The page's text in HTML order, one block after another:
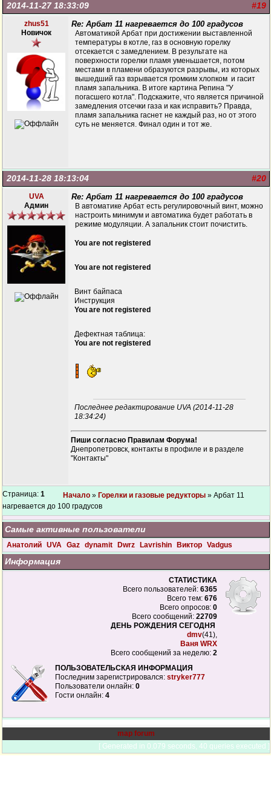
#19
2014-11-27 18:33:09
zhus51
Новичок
Re: Арбат 11 нагревается до 100 градусов
Автоматикой Арбат при достижении выставленной
температуры в котле, газ в основную горелку
отсекается с замедлением. В результате на
поверхности горелки пламя уменьшается, потом
местами в пламени образуются разрывы, из которых
вышедший газ взрывается громким хлопком и гасит
пламя запальника. В итоге картина Репина "У
погасшего котла". Подскажите, что является причиной
замедления отсечки газа и как исправить? Правда,
пламя запальника гаснет не каждый раз, но от этого
суть не меняется. Финал один и тот же.
#20
2014-11-28 18:13:04
UVA
Админ
Re: Арбат 11 нагревается до 100 градусов
В автоматике Арбат есть регулировочный винт, можно
настроить минимум и автоматика будет работать в
режиме модуляции. А запальник стоит почистить.
You are not registered
You are not registered
Винт байпаса
Инструкция
You are not registered
Дефектная таблица:
You are not registered
Последнее редактирование UVA (2014-11-28
18:34:24)
Пиши согласно Правилам Форума!
Днепропетровск, контакты в профиле и в разделе
"Контакты"
Страница: 1 Начало » Горелки и газовые редукторы » Арбат 11
нагревается до 100 градусов
Самые активные пользователи
Анатолий UVA Gaz dynamit Dwrz Lavrishin Виктор Vadgus
Информация
СТАТИСТИКА
Всего пользователей: 6365
Всего тем: 676
Всего опросов: 0
Всего сообщений: 22709
ДЕНЬ РОЖДЕНИЯ СЕГОДНЯ
dmv(41),
Ваня WRX
Всего сообщений за неделю: 2
ПОЛЬЗОВАТЕЛЬСКАЯ ИНФОРМАЦИЯ
Последним зарегистрировался: stryker777
Пользователи онлайн: 0
Гости онлайн: 4
map forum
[ Generated in 0.079 seconds, 40 queries executed ]